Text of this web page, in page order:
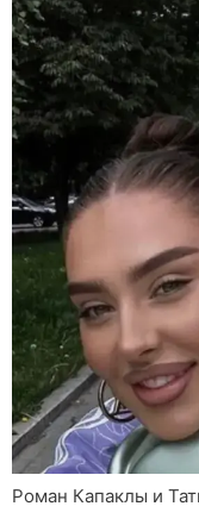
Роман Капаклы и